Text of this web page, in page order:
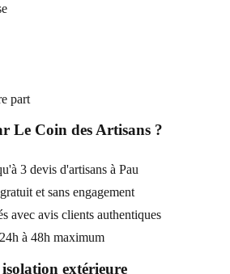
part
Le Coin des Artisans ?
3 devis d'artisans à Pau
et sans engagement
avec avis clients authentiques
à 48h maximum
extérieure